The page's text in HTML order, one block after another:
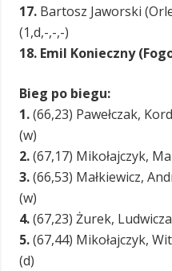
17. Bartosz Jaworski
(1,d,-,-,-)
18. Emil Konieczny
Bieg po biegu:
1.(66,23) Pawełczak,
(w)
2.(67,17) Mikołajczyk,
3.(66,53) Małkiewicz,
(w)
4.(67,23) Żurek,
5.(67,44) Mikołajczyk,
(d)